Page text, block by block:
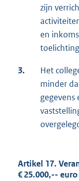
zijn
en
3.
Het
minder
gegevens
Artikel 17.
€ 25.000,-- euro